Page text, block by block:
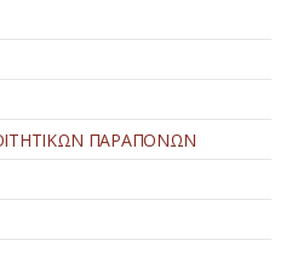
ΠΑΡΑΠΟΝΩΝ